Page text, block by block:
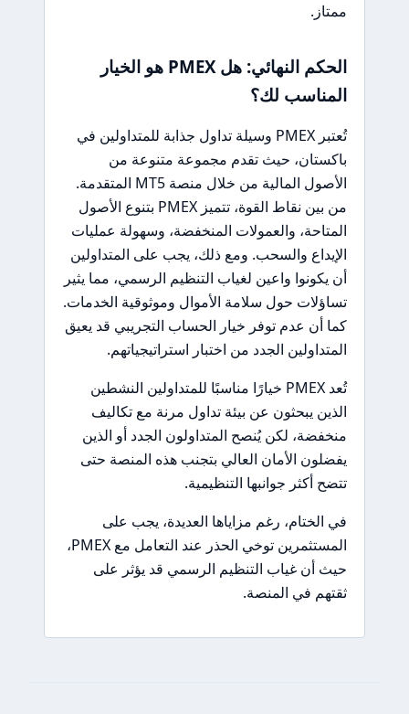
ممتاز.
الحكم النهائي: هل PMEX هو الخيار
المناسب لك؟
تُعتبر PMEX وسيلة تداول جذابة للمتداولين في
باكستان، حيث تقدم مجموعة متنوعة من
الأصول المالية من خلال منصة MT5 المتقدمة.
من بين نقاط القوة، تتميز PMEX بتنوع الأصول
المتاحة، والعمولات المنخفضة، وسهولة عمليات
الإيداع والسحب. ومع ذلك، يجب على المتداولين
أن يكونوا واعين لغياب التنظيم الرسمي، مما يثير
تساؤلات حول سلامة الأموال وموثوقية الخدمات.
كما أن عدم توفر خيار الحساب التجريبي قد يعيق
المتداولين الجدد من اختبار استراتيجياتهم.
تُعد PMEX خيارًا مناسبًا للمتداولين النشطين
الذين يبحثون عن بيئة تداول مرنة مع تكاليف
منخفضة، لكن يُنصح المتداولون الجدد أو الذين
يفضلون الأمان العالي بتجنب هذه المنصة حتى
تتضح أكثر جوانبها التنظيمية.
في الختام، رغم مزاياها العديدة، يجب على
المستثمرين توخي الحذر عند التعامل مع PMEX،
حيث أن غياب التنظيم الرسمي قد يؤثر على
ثقتهم في المنصة.